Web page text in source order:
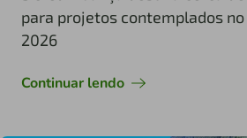
para projetos contemplados no
2026
Continuar lendo